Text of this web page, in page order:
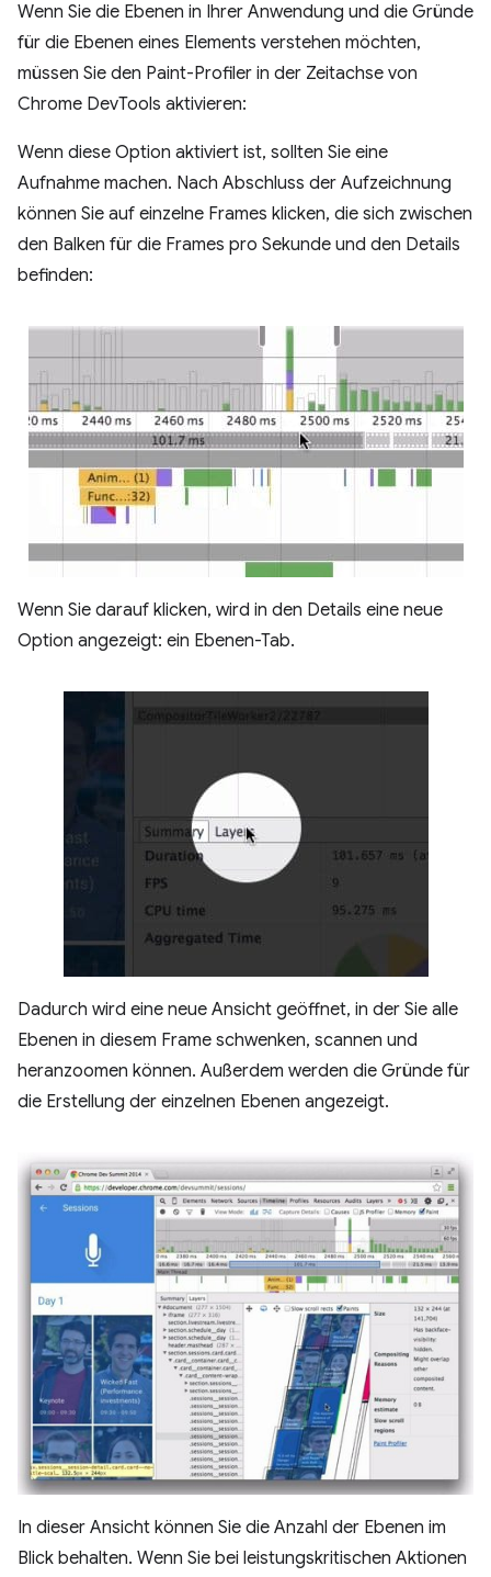
Wenn Sie die Ebenen in Ihrer Anwendung und die Gründe
für die Ebenen eines Elements verstehen möchten,
müssen Sie den Paint-Profiler in der Zeitachse von
Chrome DevTools aktivieren:
Wenn diese Option aktiviert ist, sollten Sie eine
Aufnahme machen. Nach Abschluss der Aufzeichnung
können Sie auf einzelne Frames klicken, die sich zwischen
den Balken für die Frames pro Sekunde und den Details
befinden:
Wenn Sie darauf klicken, wird in den Details eine neue
Option angezeigt: ein Ebenen-Tab.
Dadurch wird eine neue Ansicht geöffnet, in der Sie alle
Ebenen in diesem Frame schwenken, scannen und
heranzoomen können. Außerdem werden die Gründe für
die Erstellung der einzelnen Ebenen angezeigt.
In dieser Ansicht können Sie die Anzahl der Ebenen im
Blick behalten. Wenn Sie bei leistungskritischen Aktionen